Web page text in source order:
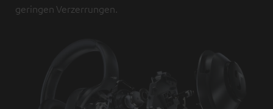
geringen Verzerrungen.